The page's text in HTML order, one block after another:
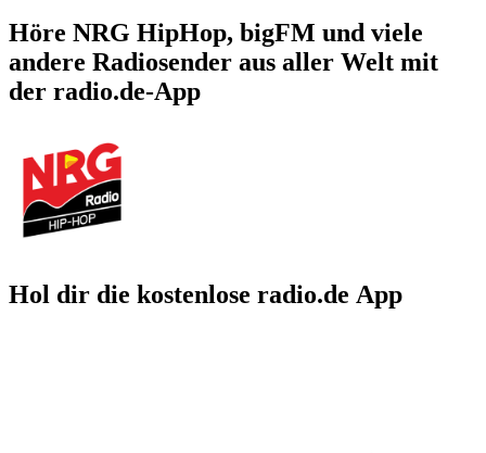
Höre NRG HipHop, bigFM und viele
andere Radiosender aus aller Welt mit
der radio.de-App
Hol dir die kostenlose radio.de App